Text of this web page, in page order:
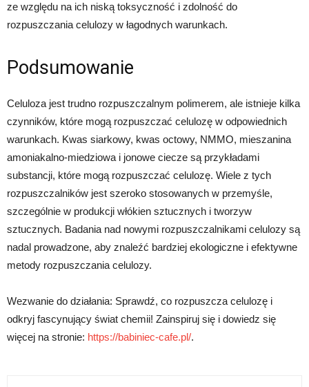
ze względu na ich niską toksyczność i zdolność do
rozpuszczania celulozy w łagodnych warunkach.
Podsumowanie
Celuloza jest trudno rozpuszczalnym polimerem, ale istnieje kilka
czynników, które mogą rozpuszczać celulozę w odpowiednich
warunkach. Kwas siarkowy, kwas octowy, NMMO, mieszanina
amoniakalno-miedziowa i jonowe ciecze są przykładami
substancji, które mogą rozpuszczać celulozę. Wiele z tych
rozpuszczalników jest szeroko stosowanych w przemyśle,
szczególnie w produkcji włókien sztucznych i tworzyw
sztucznych. Badania nad nowymi rozpuszczalnikami celulozy są
nadal prowadzone, aby znaleźć bardziej ekologiczne i efektywne
metody rozpuszczania celulozy.
Wezwanie do działania: Sprawdź, co rozpuszcza celulozę i
odkryj fascynujący świat chemii! Zainspiruj się i dowiedz się
więcej na stronie: https://babiniec-cafe.pl/.